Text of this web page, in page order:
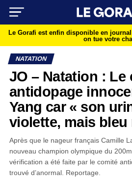
Le Gorafi est enfin disponible en
on tue votre
NATATION
JO – Natation : Le
antidopage
Yang car « son
violette, mais bleu
Après que le nageur français Camille
nouveau champion olympique du
vérification a été faite par le comité
trouvé d’anormal. Reportage.